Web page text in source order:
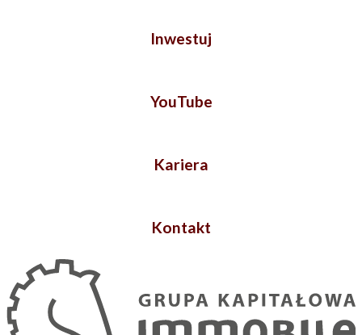
Inwestuj
YouTube
Kariera
Kontakt